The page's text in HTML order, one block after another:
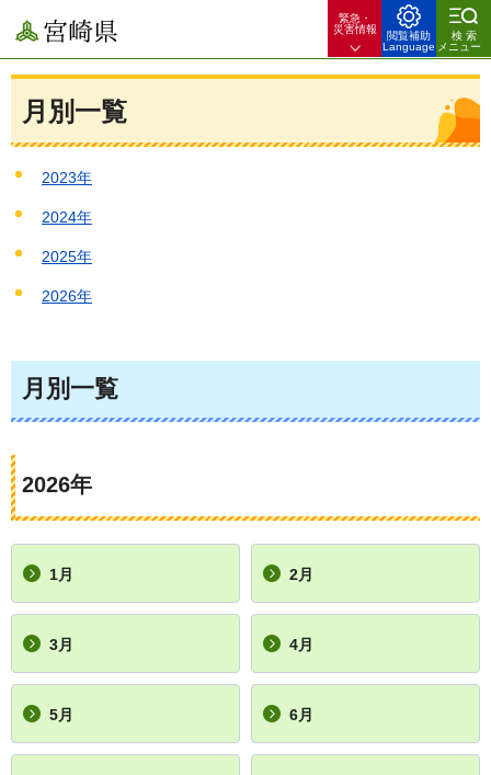
宮崎県
緊急・
災害情報
閲覧補助
Language
検索
メニュー
月別一覧
2023年
2024年
2025年
2026年
月別一覧
2026年
1月 2月
3月 4月
5月 6月